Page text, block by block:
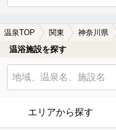
温泉TOP 関東 神奈川県
温浴施設を探す
エリアから探す